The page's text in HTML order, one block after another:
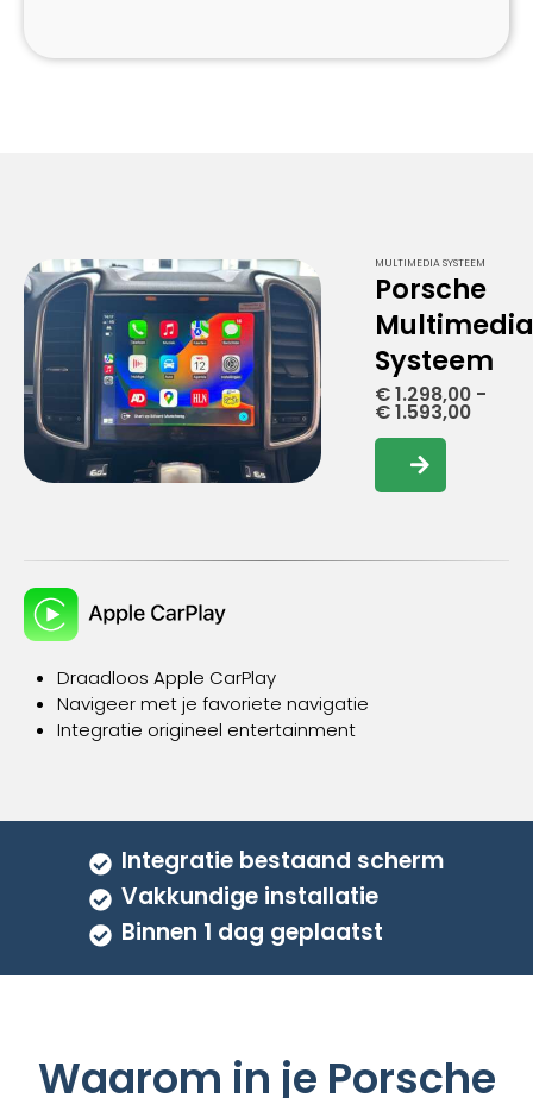
MULTIMEDIA SYSTEEM
Porsche
Multimedia
Systeem
€1.298,00 -
€1.593,00
Dit
product
variaties.
Draadloos Apple CarPlay
Navigeer met je favoriete navigatie
Integratie origineel entertainment
Integratie bestaand scherm
Vakkundige installatie
Binnen 1 dag geplaatst
Waarom in je Porsche